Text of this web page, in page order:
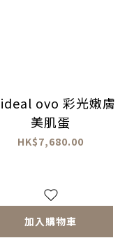
ovo 彩光嫩膚
美肌蛋
HK$7,680.00
加入購物車